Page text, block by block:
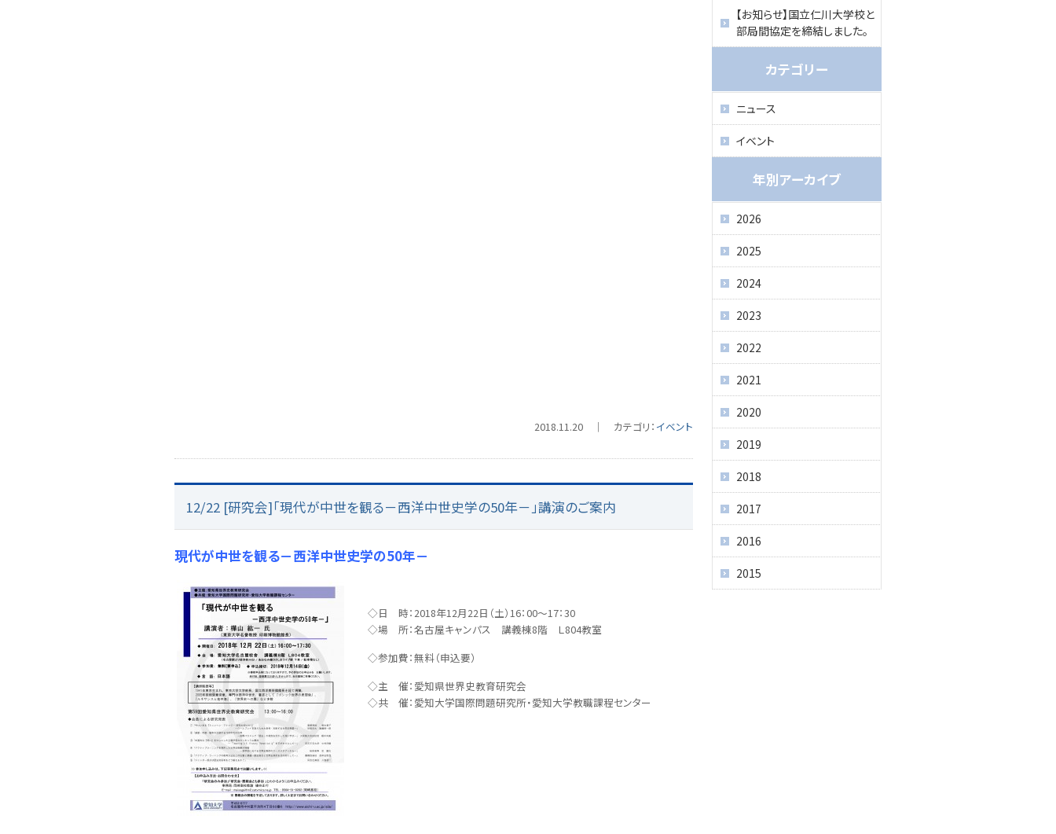
2018.11.20 ｜ カテゴリ： イベント
12/22 [研究会]「現代が中世を観る－西洋中世史学の50年－」講演のご案内
現代が中世を観る－西洋中世史学の50年－
◇日 時：2018年12月22日（土）16：00～17：30
◇場 所：名古屋キャンパス 講義棟8階 Ｌ804教室
◇参加費：無料（申込要）
◇主 催：愛知県世界史教育研究会
◇共 催：愛知大学国際問題研究所・愛知大学教職課程センター
【お知らせ】国立仁川大学校と
部局間協定を締結しました。
カテゴリー
ニュース
イベント
年別アーカイブ
2026
2025
2024
2023
2022
2021
2020
2019
2018
2017
2016
2015